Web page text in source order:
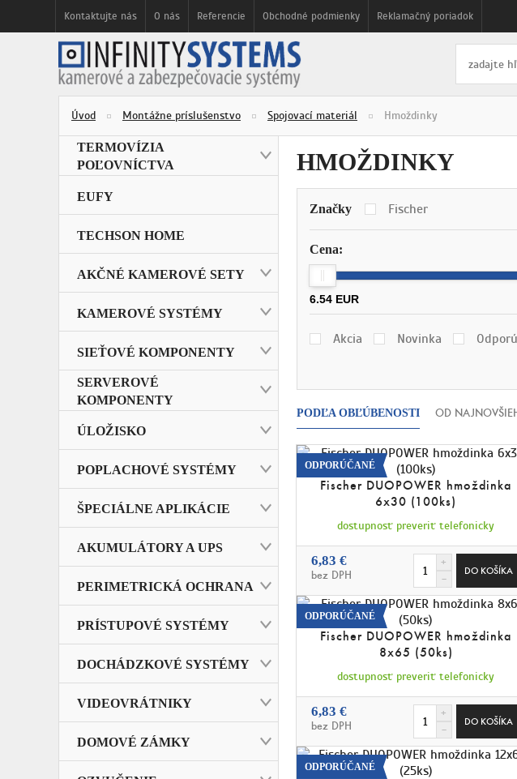
Kontaktujte nás O nás Referencie Obchodné podmienky Reklamačný poriadok
Úvod Montážne príslušenstvo Spojovací materiál Hmoždinky
TERMOVÍZIA
POĽOVNÍCTVA
EUFY
TECHSON HOME
AKČNÉ KAMEROVÉ SETY
KAMEROVÉ SYSTÉMY
SIEŤOVÉ KOMPONENTY
SERVEROVÉ
KOMPONENTY
ÚLOŽISKO
POPLACHOVÉ SYSTÉMY
ŠPECIÁLNE APLIKÁCIE
AKUMULÁTORY A UPS
PERIMETRICKÁ OCHRANA
PRÍSTUPOVÉ SYSTÉMY
DOCHÁDZKOVÉ SYSTÉMY
VIDEOVRÁTNIKY
DOMOVÉ ZÁMKY
HMOŽDINKY
Značky Fischer
Cena:
6.54 EUR
Akcia Novinka
PODĽA OBĽÚBENOSTI OD
ODPORÚČANÉ
Fischer DUOPOWER hmoždinka
6x30 (100ks)
dostupnosť preveriť telefonicky
6,83 €
bez DPH
ODPORÚČANÉ
Fischer DUOPOWER hmoždinka
8x65 (50ks)
dostupnosť preveriť telefonicky
6,83 €
bez DPH
ODPORÚČANÉ